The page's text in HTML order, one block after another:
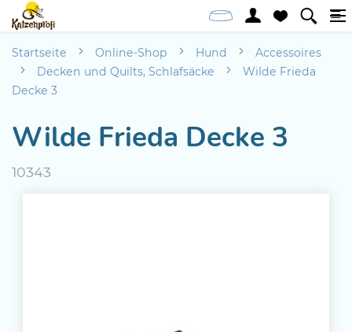
Startseite Online-Shop Hund
Accessoires
Decken und Quilts, Schlafsäcke
Wilde Frieda
Decke 3
Wilde Frieda Decke 3
10343